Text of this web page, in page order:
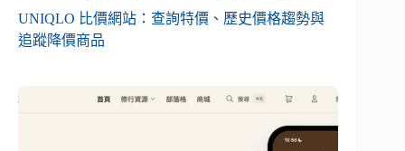
UNIQLO 比價網站：查詢特價、歷史價格趨勢與
追蹤降價商品